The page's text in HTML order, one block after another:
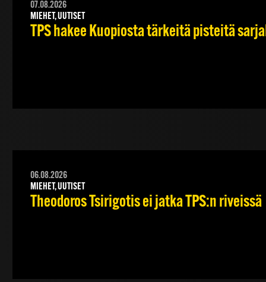
07.08.2026
MIEHET, UUTISET
TPS hakee Kuopiosta tärkeitä pisteitä
06.08.2026
MIEHET, UUTISET
Theodoros Tsirigotis ei jatka TPS:n riveissä